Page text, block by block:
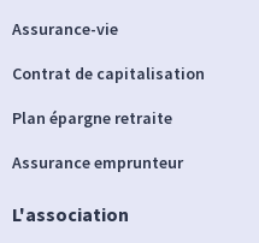
Assurance-vie
Contrat de capitalisation
Plan épargne retraite
Assurance emprunteur
L'association